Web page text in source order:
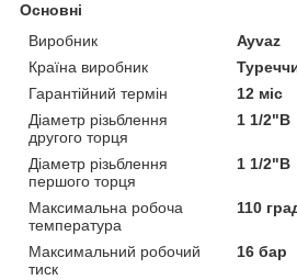
Основні
Виробник
Ayvaz
Країна виробник
Гарантійний термін
12 міс
Діаметр різьблення
другого торця
1 1/2"В
Діаметр різьблення
першого торця
1 1/2"В
Максимальна робоча
температура
110
Максимальний робочий
тиск
16 бар